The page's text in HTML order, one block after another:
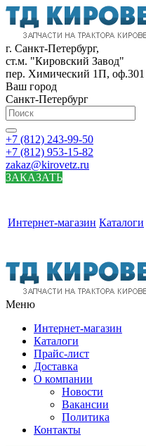
г. Санкт-Петербург,
ст.м. "Кировский Завод"
пер. Химический 1П, оф.301
Ваш город
Санкт-Петербург
+7 (812) 243-99-50
+7 (812) 953-15-82
zakaz@kirovetz.ru
ЗАКАЗАТЬ
Интернет-магазин Каталоги
Меню
Интернет-магазин
Каталоги
Прайс-лист
Доставка
О компании
Новости
Вакансии
Политика
Контакты